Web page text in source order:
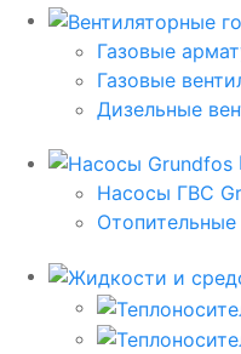
Газовые
Газовые
Дизельные
Насосы ГВС